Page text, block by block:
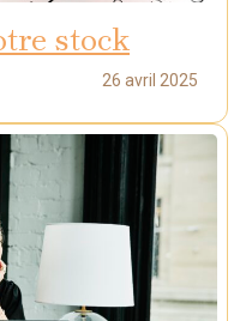
stock
26 avril 2025